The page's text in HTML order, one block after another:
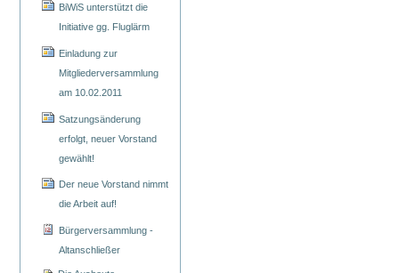
BiWiS unterstützt die
Initiative gg. Fluglärm
Einladung zur
Mitgliederversammlung
am 10.02.2011
Satzungsänderung
erfolgt, neuer Vorstand
gewählt!
Der neue Vorstand nimmt
die Arbeit auf!
Bürgerversammlung -
Altanschließer